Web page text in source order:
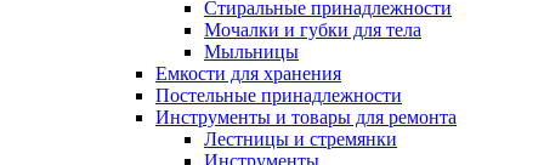
Стиральные принадлежности
Мочалки и губки для тела
Мыльницы
Емкости для хранения
Постельные принадлежности
Инструменты и товары для ремонта
Лестницы и стремянки
Инструменты